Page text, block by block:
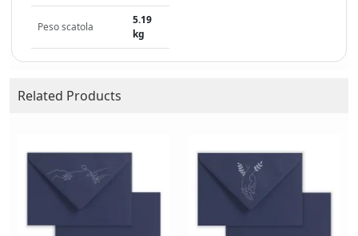
Peso scatola
5.19
kg
Related Products